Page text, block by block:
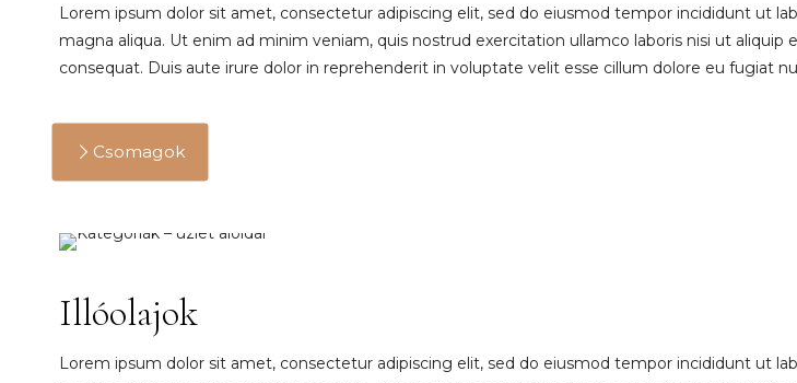
Lorem ipsum dolor sit amet, consectetur adipiscing elit, sed do eiusmod tempor incididunt ut
magna aliqua. Ut enim ad minim veniam, quis nostrud exercitation ullamco laboris nisi ut aliquip
consequat. Duis aute irure dolor in reprehenderit in voluptate velit esse cillum dolore eu fugiat
Csomagok
Illóolajok
Lorem ipsum dolor sit amet, consectetur adipiscing elit, sed do eiusmod tempor incididunt ut